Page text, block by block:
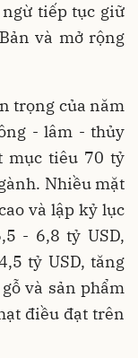
tiếp tục giữ
và mở rộng
trọng của năm
- lâm - thủy
mục tiêu 70 tỷ
Nhiều mặt
và lập kỷ lục
- 6,8 tỷ USD,
tỷ USD, tăng
và sản phẩm
điều đạt trên